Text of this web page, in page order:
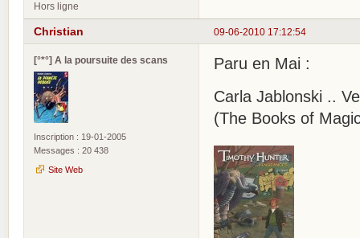
Hors ligne
09-06-2010 17:12:54
Christian
[°*°] A la poursuite des scans
Inscription : 19-01-2005
Messages : 20 438
Site Web
Paru en Mai :
Carla Jablonski ..
(The Books of